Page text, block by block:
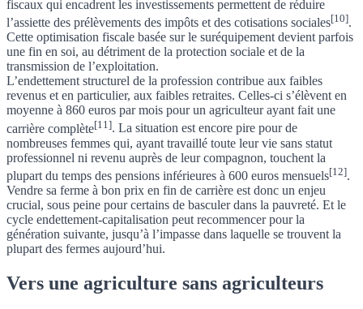
fiscaux qui encadrent les investissements permettent de réduire
l’assiette des prélèvements des impôts et des cotisations sociales[10].
Cette optimisation fiscale basée sur le suréquipement devient parfois
une fin en soi, au détriment de la protection sociale et de la
transmission de l’exploitation.
L’endettement structurel de la profession contribue aux faibles
revenus et en particulier, aux faibles retraites. Celles-ci s’élèvent en
moyenne à 860 euros par mois pour un agriculteur ayant fait une
carrière complète[11]. La situation est encore pire pour de
nombreuses femmes qui, ayant travaillé toute leur vie sans statut
professionnel ni revenu auprès de leur compagnon, touchent la
plupart du temps des pensions inférieures à 600 euros mensuels[12].
Vendre sa ferme à bon prix en fin de carrière est donc un enjeu
crucial, sous peine pour certains de basculer dans la pauvreté. Et le
cycle endettement-capitalisation peut recommencer pour la
génération suivante, jusqu’à l’impasse dans laquelle se trouvent la
plupart des fermes aujourd’hui.
Vers une agriculture sans agriculteurs